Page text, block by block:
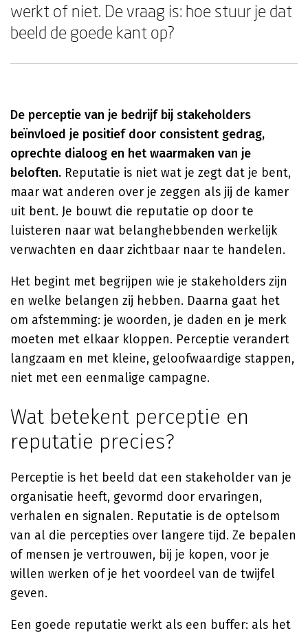
werkt of niet. De vraag is: hoe stuur je dat
beeld de goede kant op?
De perceptie van je bedrijf bij stakeholders
beïnvloed je positief door consistent gedrag,
oprechte dialoog en het waarmaken van je
beloften. Reputatie is niet wat je zegt dat je bent,
maar wat anderen over je zeggen als jij de kamer
uit bent. Je bouwt die reputatie op door te
luisteren naar wat belanghebbenden werkelijk
verwachten en daar zichtbaar naar te handelen.
Het begint met begrijpen wie je stakeholders zijn
en welke belangen zij hebben. Daarna gaat het
om afstemming: je woorden, je daden en je merk
moeten met elkaar kloppen. Perceptie verandert
langzaam en met kleine, geloofwaardige stappen,
niet met een eenmalige campagne.
Wat betekent perceptie en
reputatie precies?
Perceptie is het beeld dat een stakeholder van je
organisatie heeft, gevormd door ervaringen,
verhalen en signalen. Reputatie is de optelsom
van al die percepties over langere tijd. Ze bepalen
of mensen je vertrouwen, bij je kopen, voor je
willen werken of je het voordeel van de twijfel
geven.
Een goede reputatie werkt als een buffer: als het